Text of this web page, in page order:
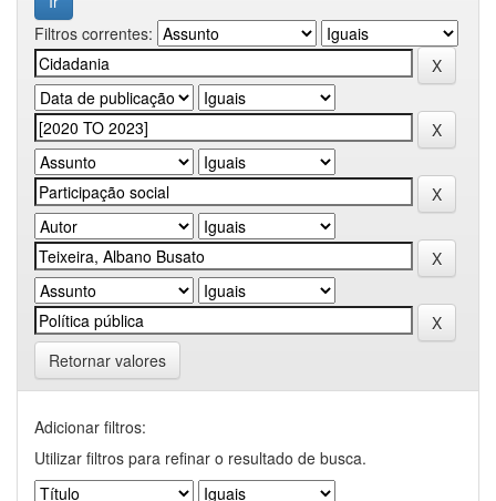
Filtros correntes:
Retornar valores
Adicionar filtros:
Utilizar filtros para refinar o resultado de busca.